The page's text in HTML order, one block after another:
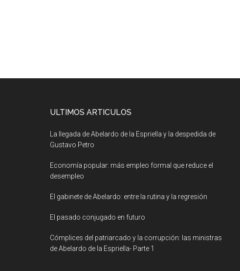
ULTIMOS ARTICULOS
La llegada de Abelardo de la Espriella y la despedida de
Gustavo Petro
Economía popular: más empleo formal que reduce el
desempleo
El gabinete de Abelardo: entre la rutina y la regresión
El pasado conjugado en futuro
Cómplices del patriarcado y la corrupción: las ministras
de Abelardo de la Espriella- Parte 1